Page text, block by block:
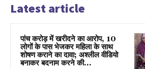
Latest article
पांच करोड़ में खरीदने का आरोप, 10
लोगों के पास भेजकर महिला के साथ
शोषण कराने का दावा; अश्लील वीडियो
बनाकर बदनाम करने की...